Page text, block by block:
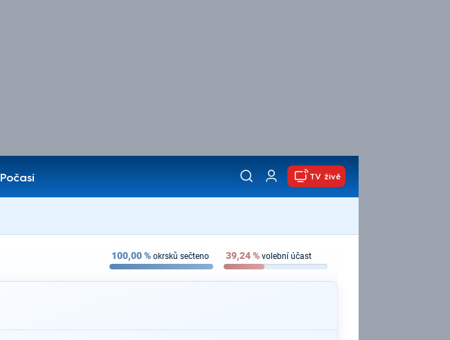
Počasí
TV živě
100,00% okrsků sečteno 39,24% volební účast